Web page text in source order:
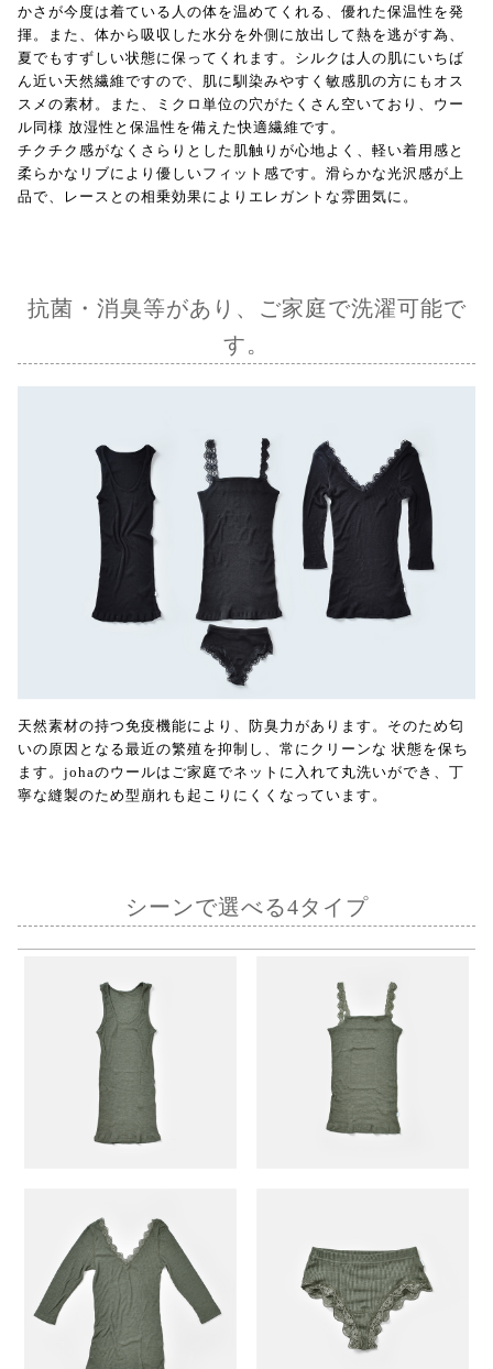
かさが今度は着ている人の体を温めてくれる、優れた保温性を発
揮。また、体から吸収した水分を外側に放出して熱を逃がす為、
夏でもすずしい状態に保ってくれます。シルクは人の肌にいちば
ん近い天然繊維ですので、肌に馴染みやすく敏感肌の方にもオス
スメの素材。また、ミクロ単位の穴がたくさん空いており、ウー
ル同様 放湿性と保温性を備えた快適繊維です。
チクチク感がなくさらりとした肌触りが心地よく、軽い着用感と
柔らかなリブにより優しいフィット感です。滑らかな光沢感が上
品で、レースとの相乗効果によりエレガントな雰囲気に。
抗菌・消臭等があり、ご家庭で洗濯可能で
す。
天然素材の持つ免疫機能により、防臭力があります。そのため匂
いの原因となる最近の繁殖を抑制し、常にクリーンな 状態を保ち
ます。johaのウールはご家庭でネットに入れて丸洗いができ、丁
寧な縫製のため型崩れも起こりにくくなっています。
シーンで選べる4タイプ